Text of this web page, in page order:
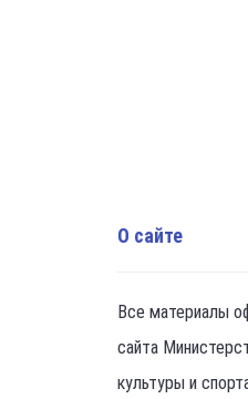
О сайте
Все материалы
сайта
культуры и